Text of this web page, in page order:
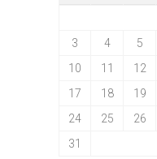
3
4 5
10
11 12
17
18 19
24
25 26
31